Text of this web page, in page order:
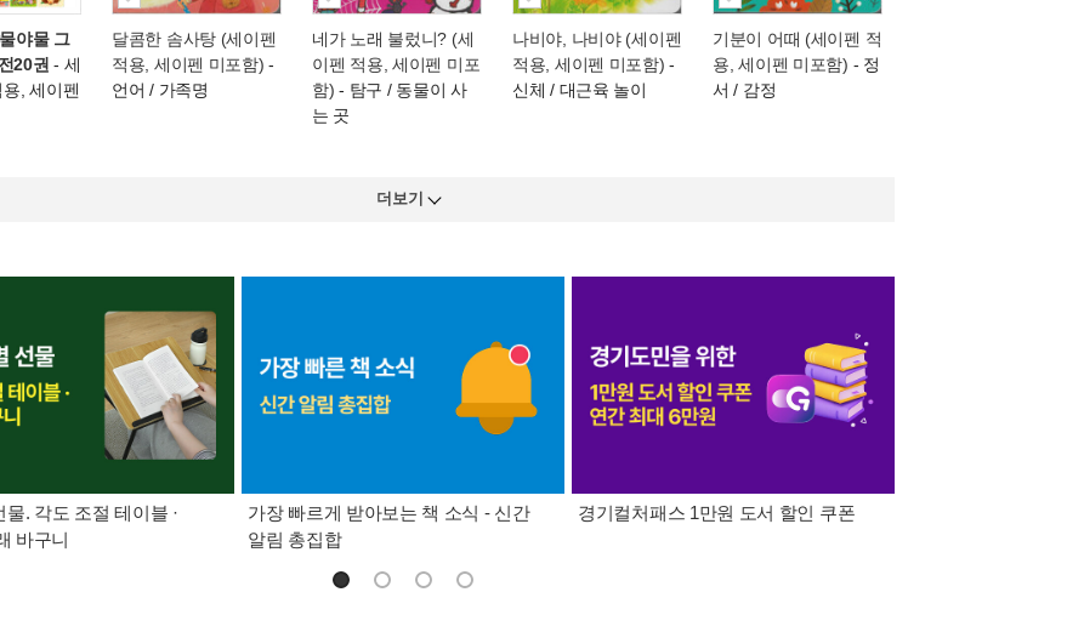
야물 그
20권 - 세
, 세이펜
달콤한 솜사탕 (세이펜
적용, 세이펜 미포함) -
언어 / 가족명
네가 노래 불렀니? (세
이펜 적용, 세이펜 미포
함) - 탐구 / 동물이 사
는 곳
나비야, 나비야 (세이펜
적용, 세이펜 미포함) -
신체 / 대근육 놀이
기분이 어때 (세이펜 적
용, 세이펜 미포함) - 정
서 / 감정
더보기
물. 각도 조절 테이블 ·
바구니
가장 빠르게 받아보는 책 소식 - 신간
알림 총집합
경기컬처패스 1만원 도서 할인 쿠폰